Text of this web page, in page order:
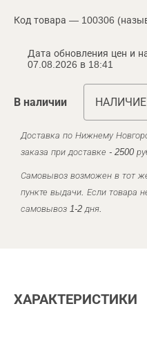
Код товара — 100306
Дата обновления цен и
07.08.2026 в 18:41
В наличии
Доставка по Нижнему
заказа при доставке - 2500
Самовывоз возможен в тот
пункте выдачи. Если товара
самовывоз 1-2 дня.
ХАРАКТЕРИСТИКИ